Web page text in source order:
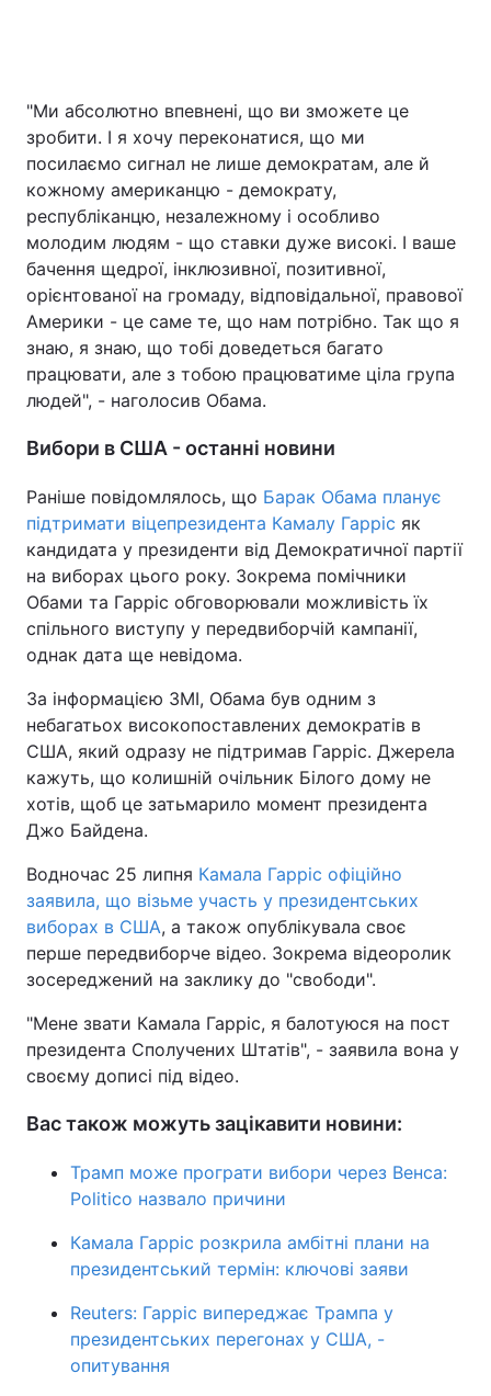
"Ми абсолютно впевнені, що ви зможете це
зробити. І я хочу переконатися, що ми
посилаємо сигнал не лише демократам, але й
кожному американцю - демократу,
республіканцю, незалежному і особливо
молодим людям - що ставки дуже високі. І ваше
бачення щедрої, інклюзивної, позитивної,
орієнтованої на громаду, відповідальної, правової
Америки - це саме те, що нам потрібно. Так що я
знаю, я знаю, що тобі доведеться багато
працювати, але з тобою працюватиме ціла група
людей", - наголосив Обама.
Вибори в США - останні новини
Раніше повідомлялось, що Барак Обама планує
підтримати віцепрезидента Камалу Гарріс як
кандидата у президенти від Демократичної партії
на виборах цього року. Зокрема помічники
Обами та Гарріс обговорювали можливість їх
спільного виступу у передвиборчій кампанії,
однак дата ще невідома.
За інформацією ЗМІ, Обама був одним з
небагатьох високопоставлених демократів в
США, який одразу не підтримав Гарріс. Джерела
кажуть, що колишній очільник Білого дому не
хотів, щоб це затьмарило момент президента
Джо Байдена.
Водночас 25 липня Камала Гарріс офіційно
заявила, що візьме участь у президентських
виборах в США, а також опублікувала своє
перше передвиборче відео. Зокрема відеоролик
зосереджений на заклику до "свободи".
"Мене звати Камала Гарріс, я балотуюся на пост
президента Сполучених Штатів", - заявила вона у
своєму дописі під відео.
Вас також можуть зацікавити новини:
Трамп може програти вибори через Венса:
Politico назвало причини
Камала Гарріс розкрила амбітні плани на
президентський термін: ключові заяви
Reuters: Гарріс випереджає Трампа у
президентських перегонах у США, -
опитування